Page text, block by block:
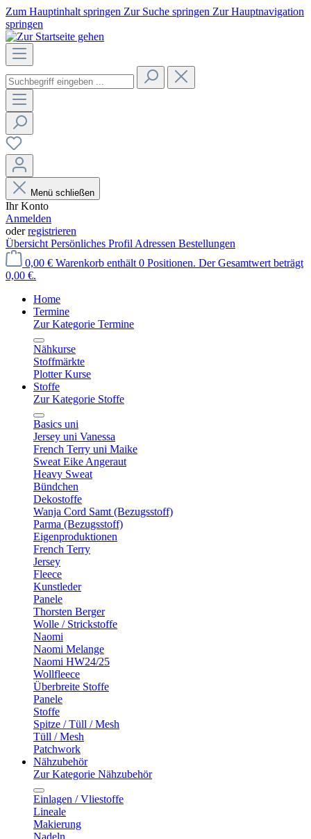
Zum Hauptinhalt springen Zur Suche springen Zur Hauptnavigation
springen
Menü schließen
Ihr Konto
Anmelden
oderregistrieren
Übersicht Persönliches Profil Adressen Bestellungen
0,00 € Warenkorb enthält 0 Positionen. Der Gesamtwert beträgt
0,00 €.
Home
Termine
Zur Kategorie Termine
Nähkurse
Stoffmärkte
Plotter Kurse
Stoffe
Zur Kategorie Stoffe
Basics uni
Jersey uni Vanessa
French Terry uni Maike
Sweat Eike Angeraut
Heavy Sweat
Bündchen
Dekostoffe
Wanja Cord Samt (Bezugsstoff)
Parma (Bezugsstoff)
Eigenproduktionen
French Terry
Jersey
Fleece
Kunstleder
Panele
Thorsten Berger
Wolle / Strickstoffe
Naomi
Naomi Melange
Naomi HW24/25
Wollfleece
Überbreite Stoffe
Panele
Stoffe
Spitze / Tüll / Mesh
Tüll / Mesh
Patchwork
Nähzubehör
Zur Kategorie Nähzubehör
Einlagen / Vliestoffe
Lineale
Makierung
Nadeln